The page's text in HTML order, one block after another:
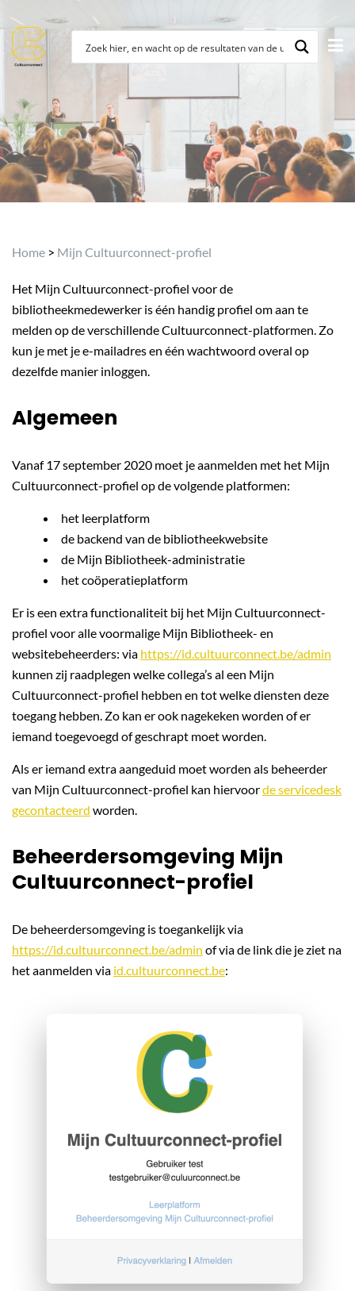
Home > Mijn Cultuurconnect-profiel
Het Mijn Cultuurconnect-profiel voor de
bibliotheekmedewerker is één handig profiel om aan te
melden op de verschillende Cultuurconnect-platformen. Zo
kun je met je e-mailadres en één wachtwoord overal op
dezelfde manier inloggen.
Algemeen
Vanaf 17 september 2020 moet je aanmelden met het Mijn
Cultuurconnect-profiel op de volgende platformen:
het leerplatform
de backend van de bibliotheekwebsite
de Mijn Bibliotheek-administratie
het coöperatieplatform
Er is een extra functionaliteit bij het Mijn Cultuurconnect-
profiel voor alle voormalige Mijn Bibliotheek- en
websitebeheerders: via https://id.cultuurconnect.be/admin
kunnen zij raadplegen welke collega’s al een Mijn
Cultuurconnect-profiel hebben en tot welke diensten deze
toegang hebben. Zo kan er ook nagekeken worden of er
iemand toegevoegd of geschrapt moet worden.
Als er iemand extra aangeduid moet worden als beheerder
van Mijn Cultuurconnect-profiel kan hiervoorde servicedesk
gecontacteerd worden.
Beheerdersomgeving Mijn
Cultuurconnect-profiel
De beheerdersomgeving is toegankelijk via
https://id.cultuurconnect.be/admin of via de link die je ziet na
het aanmelden via id.cultuurconnect.be: